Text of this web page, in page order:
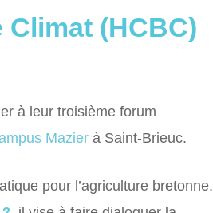
(HCBC)
à leur troisième forum
Mazier à Saint-Brieuc.
pour l’agriculture bretonne.